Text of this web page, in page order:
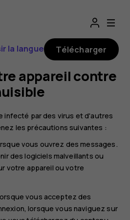
la langue Télécharger
appareil contre
infecté par des virus et d'autres
les précautions suivantes :
vous ouvrez des messages.
des logiciels malveillants ou
votre appareil ou votre
vous acceptez des
lorsque vous naviguez sur